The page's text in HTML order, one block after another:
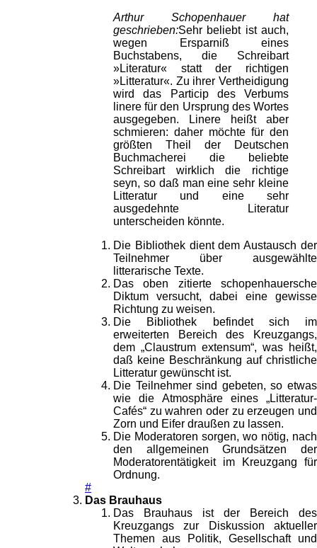
Arthur Schopenhauer hat
geschrieben:Sehr beliebt ist auch,
wegen Ersparniß eines
Buchstabens, die Schreibart
»Literatur« statt der richtigen
»Litteratur«. Zu ihrer Vertheidigung
wird das Particip des Verbums
linere für den Ursprung des Wortes
ausgegeben. Linere heißt aber
schmieren: daher möchte für den
größten Theil der Deutschen
Buchmacherei die beliebte
Schreibart wirklich die richtige
seyn, so daß man eine sehr kleine
Litteratur und eine sehr
ausgedehnte Literatur
unterscheiden könnte.
Die Bibliothek dient dem Austausch der
Teilnehmer über ausgewählte
litterarische Texte.
Das oben zitierte schopenhauersche
Diktum versucht, dabei eine gewisse
Richtung zu weisen.
Die Bibliothek befindet sich im
erweiterten Bereich des Kreuzgangs,
dem „Claustrum extensum“, was heißt,
daß keine Beschränkung auf christliche
Litteratur gewünscht ist.
Die Teilnehmer sind gebeten, so etwas
wie die Atmosphäre eines „Litteratur-
Cafés“ zu wahren oder zu erzeugen und
Zorn und Eifer draußen zu lassen.
Die Moderatoren sorgen, wo nötig, nach
den allgemeinen Grundsätzen der
Moderatorentätigkeit im Kreuzgang für
Ordnung.
#
Das Brauhaus
Das Brauhaus ist der Bereich des
Kreuzgangs zur Diskussion aktueller
Themen aus Politik, Gesellschaft und